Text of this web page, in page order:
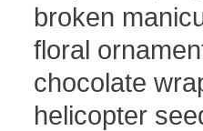
broken
floral
chocolate
helicopter